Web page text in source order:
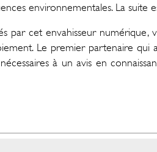
environnementales. La suite
par cet envahisseur
Le premier partenaire qui
à un avis en